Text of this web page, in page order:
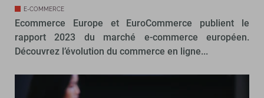
E-COMMERCE
Ecommerce Europe et EuroCommerce publient le
rapport 2023 du marché e-commerce européen.
Découvrez l’évolution du commerce en ligne...